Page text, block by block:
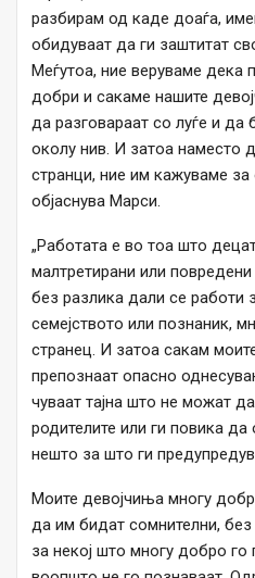
разбирам од каде доаѓа,
обидуваат да ги заштитат
Меѓутоа, ние веруваме дека
добри и сакаме нашите
да разговараат со луѓе и да
околу нив. И затоа наместо
странци, ние им кажуваме
објаснува Марси.
„Работата е во тоа што
малтретирани или
без разлика дали се работи
семејството или познаник,
странец. И затоа сакам
препознаат опасно
чуваат тајна што не можат
родителите или ги повика
нешто за што ги
Моите девојчиња многу
да им бидат сомнителни,
за некој што многу добро го